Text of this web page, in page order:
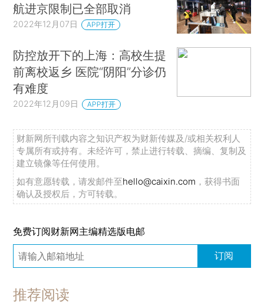
航进京限制已全部取消
2022年12月07日 APP打开
防控放开下的上海：高校生提
前离校返乡 医院“阴阳”分诊仍
有难度
2022年12月09日 APP打开
财新网所刊载内容之知识产权为财新传媒及/或相关权利人
专属所有或持有。未经许可，禁止进行转载、摘编、复制及
建立镜像等任何使用。
如有意愿转载，请发邮件至hello@caixin.com ，获得书面
确认及授权后，方可转载。
免费订阅财新网主编精选版电邮
订阅
推荐阅读